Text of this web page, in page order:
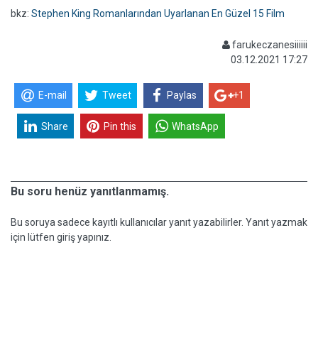
bkz: Stephen King Romanlarından Uyarlanan En Güzel 15 Film
farukeczanesiiiiii
03.12.2021 17:27
E-mail Tweet Paylas +1
Share Pin this WhatsApp
Bu soru henüz yanıtlanmamış.
Bu soruya sadece kayıtlı kullanıcılar yanıt yazabilirler. Yanıt yazmak
için lütfen giriş yapınız.